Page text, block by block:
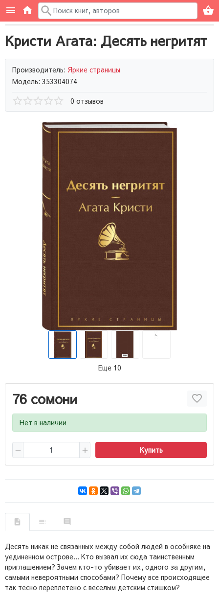
Кристи Агата: Десять негритят
Производитель: Яркие страницы
Модель: 353304074
0 отзывов
Еще 10
76 сомони
Нет в наличии
Купить
Десять никак не связанных между собой людей в особняке на
уединенном острове... Кто вызвал их сюда таинственным
приглашением? Зачем кто-то убивает их, одного за другим,
самыми невероятными способами? Почему все происходящее
так тесно переплетено с веселым детским стишком?